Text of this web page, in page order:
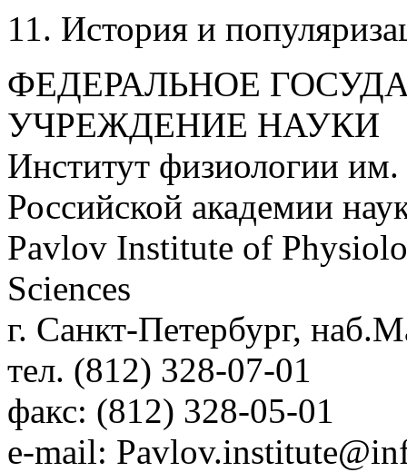
11. История и
ФЕДЕРАЛЬНОЕ
УЧРЕЖДЕНИЕ НАУКИ
Институт физиологии
Российской академии
Pavlov Institute of
Sciences
г. Санкт-Петербург,
тел. (812) 328-07-01
факс: (812) 328-05-01
e-mail: